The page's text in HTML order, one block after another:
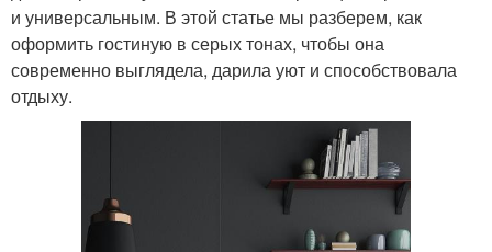
и универсальным. В этой статье мы разберем, как
оформить гостиную в серых тонах, чтобы она
современно выглядела, дарила уют и способствовала
отдыху.